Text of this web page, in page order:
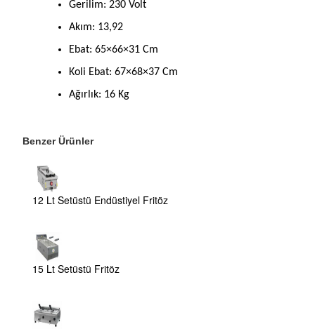
Gerilim: 230 Volt
Akım: 13,92
Ebat: 65×66×31 Cm
Koli Ebat: 67×68×37 Cm
Ağırlık: 16 Kg
Benzer Ürünler
12 Lt Setüstü Endüstiyel Fritöz
15 Lt Setüstü Fritöz